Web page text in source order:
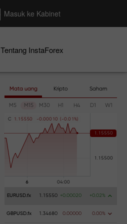
Masuk ke Kabinet
Tentang InstaForex
Mata uang Kripto Saham
M5 M15 M30 H1 H4 D1 W1
C 1 . 1 5550 -0 .000 1 0 ( -0 .0 1 %
EURUSD.fx 1.15550 +0.00020 +0.02%
GBPUSD.fx 1.34680 0.00000 0.00%